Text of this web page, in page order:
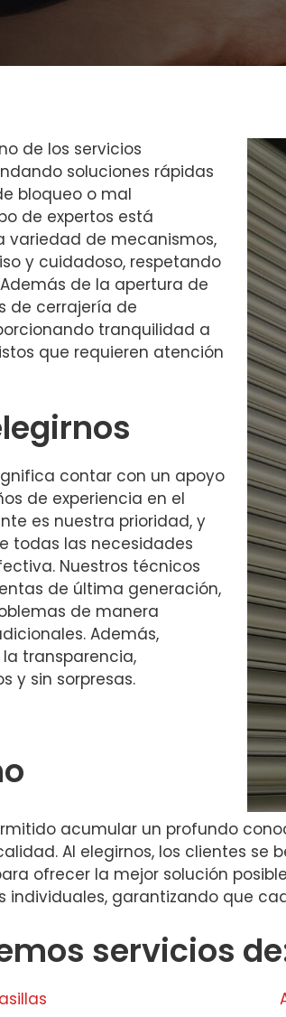
de los servicios
soluciones rápidas
bloqueo o mal
de expertos está
de mecanismos,
y cuidadoso, respetando
de la apertura de
de cerrajería de
tranquilidad a
que requieren atención
contar con un apoyo
de experiencia en el
es nuestra prioridad, y
todas las necesidades
Nuestros técnicos
de última generación,
de manera
Además,
transparencia,
y sin sorpresas.
acumular un profundo
Al elegirnos, los clientes se
ofrecer la mejor solución
garantizando que
servicios